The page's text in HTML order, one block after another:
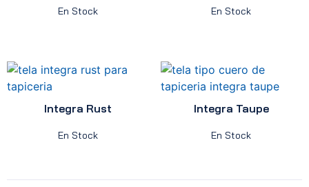
En Stock En Stock
Integra Rust
En Stock
Integra Taupe
En Stock